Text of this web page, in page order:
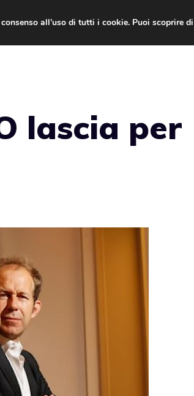
lascia per
all’uso di tutti i cookie. Puoi scoprire